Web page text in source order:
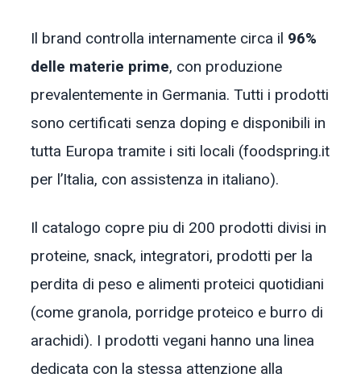
Il brand controlla internamente circa il 96%
delle materie prime, con produzione
prevalentemente in Germania. Tutti i prodotti
sono certificati senza doping e disponibili in
tutta Europa tramite i siti locali (foodspring.it
per l’Italia, con assistenza in italiano).
Il catalogo copre piu di 200 prodotti divisi in
proteine, snack, integratori, prodotti per la
perdita di peso e alimenti proteici quotidiani
(come granola, porridge proteico e burro di
arachidi). I prodotti vegani hanno una linea
dedicata con la stessa attenzione alla